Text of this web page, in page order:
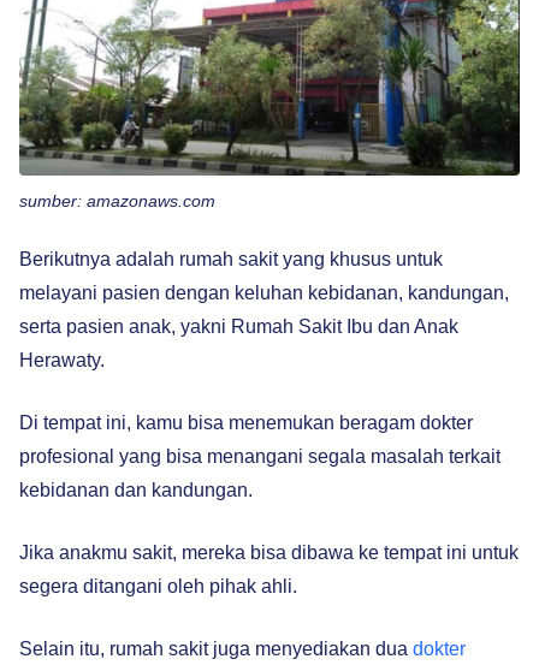
sumber: amazonaws.com
Berikutnya adalah rumah sakit yang khusus untuk
melayani pasien dengan keluhan kebidanan, kandungan,
serta pasien anak, yakni Rumah Sakit Ibu dan Anak
Herawaty.
Di tempat ini, kamu bisa menemukan beragam dokter
profesional yang bisa menangani segala masalah terkait
kebidanan dan kandungan.
Jika anakmu sakit, mereka bisa dibawa ke tempat ini untuk
segera ditangani oleh pihak ahli.
Selain itu, rumah sakit juga menyediakan dua dokter